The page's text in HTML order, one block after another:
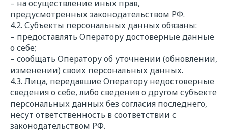
– на осуществление иных прав,
предусмотренных законодательством РФ.
4.2. Субъекты персональных данных обязаны:
– предоставлять Оператору достоверные данные
о себе;
– сообщать Оператору об уточнении (обновлении,
изменении) своих персональных данных.
4.3. Лица, передавшие Оператору недостоверные
сведения о себе, либо сведения о другом субъекте
персональных данных без согласия последнего,
несут ответственность в соответствии с
законодательством РФ.